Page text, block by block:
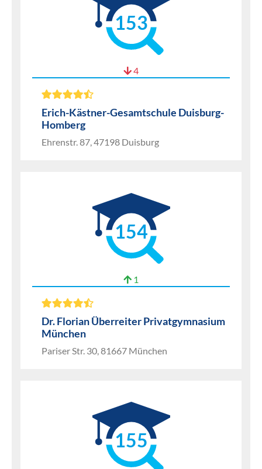
153
4
Erich-Kästner-Gesamtschule Duisburg-
Homberg
Ehrenstr. 87, 47198 Duisburg
154
1
Dr. Florian Überreiter Privatgymnasium
München
Pariser Str. 30, 81667 München
155